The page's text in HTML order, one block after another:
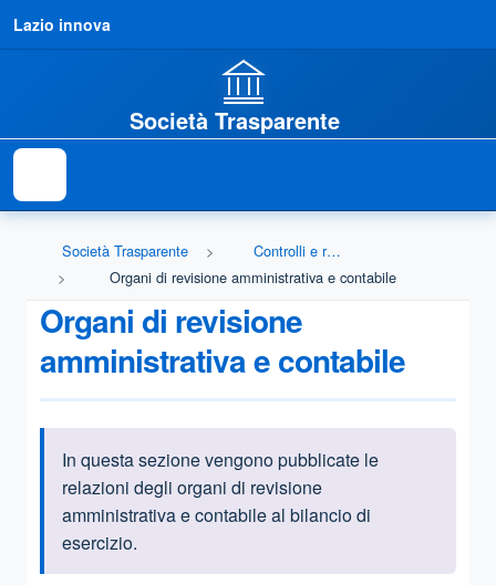
Lazio innova
Società Trasparente
Società Trasparente
Controlli e rilievi sull'amministrazione
Organi di revisione amministrativa e contabile
Organi di revisione
amministrativa e contabile
Informazioni introduttive
In questa sezione vengono pubblicate le
relazioni degli organi di revisione
amministrativa e contabile al bilancio di
esercizio.